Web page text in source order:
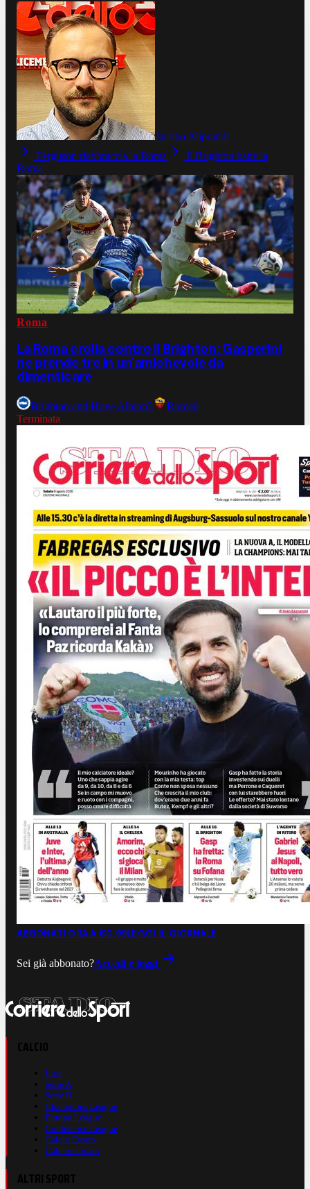
Jacopo Aliprandi
Ferguson riabbraccia la Roma
Il Brighton batte la
Roma
Roma
La Roma crolla contro il Brighton: Gasperini
ne prende tre in un'amichevole da
dimenticare
Brighton and Hove Albion3 Roma0
Terminata
ABBONATI ORA A €0,99LEGGI IL GIORNALE
Sei già abbonato?Accedi e leggi
Live
Serie A
Serie B
Champions League
Europa League
Conference League
Calcio Estero
Calciomercato